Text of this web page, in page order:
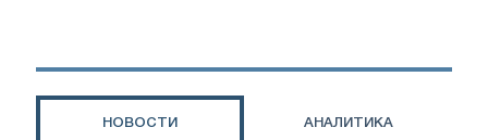
клиенты
НОВОСТИ АНАЛИТИКА